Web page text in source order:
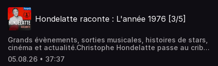
d'informations.
Hondelatte raconte : L'année 1976 [3/5]
Grands évènements, sorties musicales, histoires de stars,
cinéma et actualité.Christophe Hondelatte passe au crible
en 5 épisodes une année de l'histoire, enrichie grâce aux
archives d'Europe 1.Hébergé par Audiomeans. Visitez
05.08.26 • 37:37